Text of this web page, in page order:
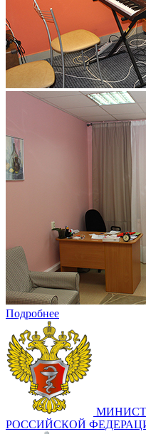
Подробнее
РОССИЙСКОЙ